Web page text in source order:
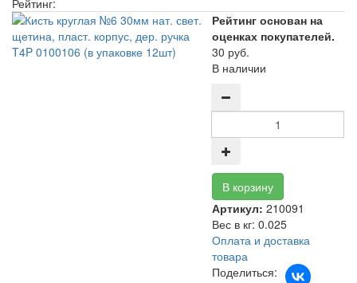
Рейтинг основан на
оценках покупателей.
30 руб.
В наличии
Артикул: 210091
Вес в кг: 0.025
Оплата и доставка
товара
Поделиться: